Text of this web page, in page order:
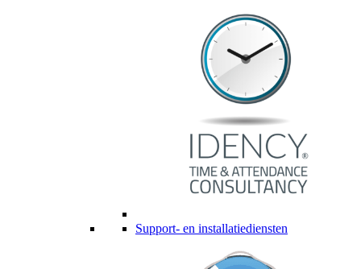
Support- en installatiediensten